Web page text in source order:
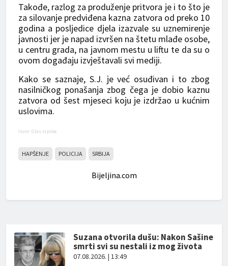
Takođe, razlog za produženje pritvora je i to što je
za silovanje predviđena kazna zatvora od preko 10
godina a posljedice djela izazvale su uznemirenje
javnosti jer je napad izvršen na štetu mlađe osobe,
u centru grada, na javnom mestu u liftu te da su o
ovom događaju izvještavali svi mediji.
Kako se saznaje, S.J. je već osuđivan i to zbog
nasilničkog ponašanja zbog čega je dobio kaznu
zatvora od šest mjeseci koju je izdržao u kućnim
uslovima.
Izvor: Glas srpske
HAPŠENJE POLICIJA SRBIJA
Bijeljina.com
Suzana otvorila dušu: Nakon Sašine
smrti svi su nestali iz mog života
07.08.2026. | 13:49